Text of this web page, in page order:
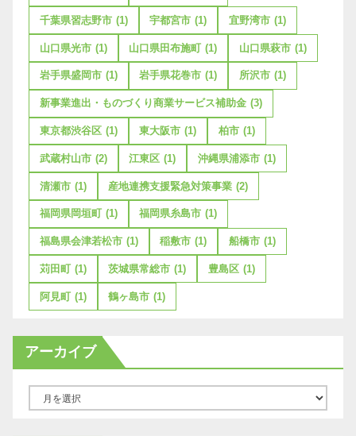
千葉県習志野市 (1) 宇都宮市 (1) 宜野湾市 (1)
山口県光市 (1) 山口県田布施町 (1) 山口県萩市 (1)
岩手県盛岡市 (1) 岩手県花巻市 (1) 所沢市 (1)
新事業進出・ものづくり商業サービス補助金 (3)
東京都渋谷区 (1) 東大阪市 (1) 柏市 (1)
武蔵村山市 (2) 江東区 (1) 沖縄県浦添市 (1)
清瀬市 (1) 産地連携支援緊急対策事業 (2)
福岡県岡垣町 (1) 福岡県糸島市 (1)
福島県会津若松市 (1) 稲敷市 (1) 船橋市 (1)
苅田町 (1) 茨城県常総市 (1) 豊島区 (1)
阿見町 (1) 鶴ヶ島市 (1)
アーカイブ